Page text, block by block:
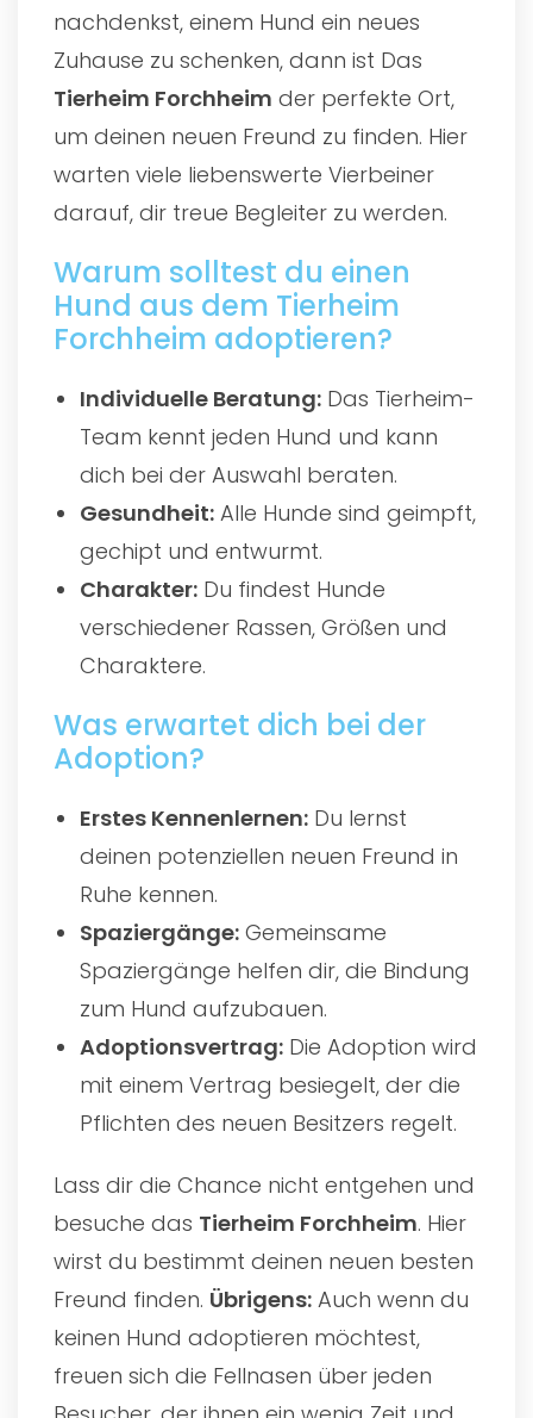
nachdenkst, einem Hund ein neues
Zuhause zu schenken, dann ist Das
Tierheim Forchheim der perfekte Ort,
um deinen neuen Freund zu finden. Hier
warten viele liebenswerte Vierbeiner
darauf, dir treue Begleiter zu werden.
Warum solltest du einen
Hund aus dem Tierheim
Forchheim adoptieren?
Individuelle Beratung: Das Tierheim-
Team kennt jeden Hund und kann
dich bei der Auswahl beraten.
Gesundheit: Alle Hunde sind geimpft,
gechipt und entwurmt.
Charakter: Du findest Hunde
verschiedener Rassen, Größen und
Charaktere.
Was erwartet dich bei der
Adoption?
Erstes Kennenlernen: Du lernst
deinen potenziellen neuen Freund in
Ruhe kennen.
Spaziergänge: Gemeinsame
Spaziergänge helfen dir, die Bindung
zum Hund aufzubauen.
Adoptionsvertrag: Die Adoption wird
mit einem Vertrag besiegelt, der die
Pflichten des neuen Besitzers regelt.
Lass dir die Chance nicht entgehen und
besuche das Tierheim Forchheim. Hier
wirst du bestimmt deinen neuen besten
Freund finden. Übrigens: Auch wenn du
keinen Hund adoptieren möchtest,
freuen sich die Fellnasen über jeden